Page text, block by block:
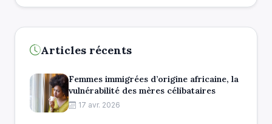
Articles récents
Femmes immigrées d’origine africaine, la
vulnérabilité des mères célibataires
17 avr. 2026